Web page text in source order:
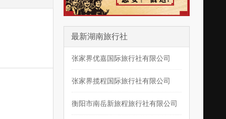
最新湖南旅行社
张家界优嘉国际旅行社有限公司
张家界揽程国际旅行社有限公司
衡阳市南岳新旅程旅行社有限公司